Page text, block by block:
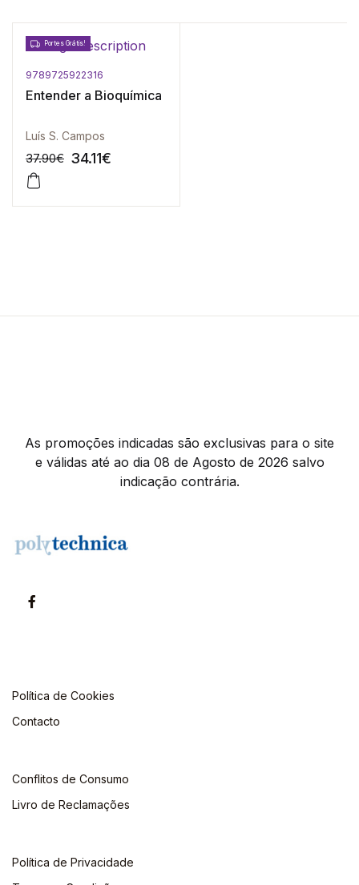
Portes Grátis!
9789725922316
Entender a Bioquímica
Luís S. Campos
37.90€ 34.11€
As promoções indicadas são exclusivas para o site
e válidas até ao dia 08 de Agosto de 2026 salvo
indicação contrária.
Política de Cookies
Contacto
Conflitos de Consumo
Livro de Reclamações
Política de Privacidade